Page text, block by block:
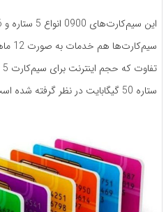
ستاره 50 گیگابایت در نظر گرفته شده است.